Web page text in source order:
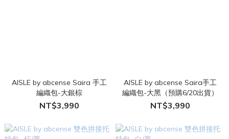
AISLE by abcense Saira 手工
編織包-大銀棕
NT$3,990
AISLE by abcense Saira手工
編織包-大黑（預購6/20出貨）
NT$3,990